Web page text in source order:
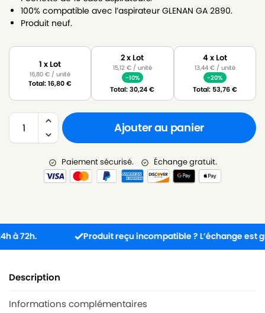
100% compatible avec l’aspirateur GLENAN GA 2890.
Produit neuf.
1 x Lot
16,80€ / unité
Total:16,80€
2 x Lot
15,12 €/ unité
-10%
Total:30,24€
4 x Lot
13,44 €/ unité
-20%
Total: 53,76€
Ajouter au panier
Paiement sécurisé. Échange gratuit.
Produit reçu incompatible ? L’échange est
Description
Informations complémentaires